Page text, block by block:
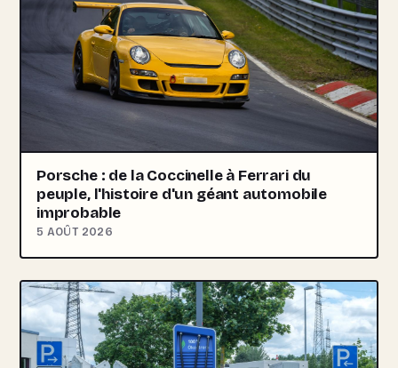
Porsche : de la Coccinelle à Ferrari du
peuple, l'histoire d'un géant automobile
improbable
5 AOÛT 2026